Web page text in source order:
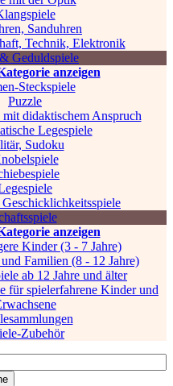
Sanduhren
Technik, Elektronik
Geduldspiele
anzeigen
Steckspiele
Puzzle
didaktischem Anspruch
Legespiele
Sudoku
anzeigen
Kinder (3 - 7 Jahre)
Familien (8 - 12 Jahre)
ab 12 Jahre und älter
für spielerfahrene Kinder und
Zubehör